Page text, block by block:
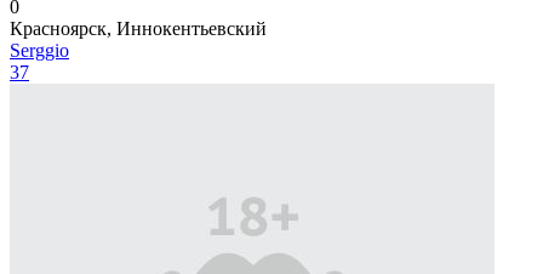
0
Красноярск, Иннокентьевский
Serggio
37